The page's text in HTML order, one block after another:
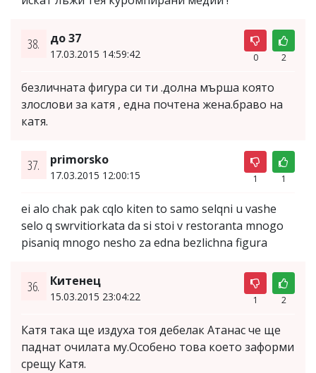
38. до 37
17.03.2015 14:59:42 0 2
безличната фигура си ти .долна мърша която
злослови за катя , една почтена жена.браво на
катя.
37. primorsko
17.03.2015 12:00:15 1 1
ei alo chak pak cqlo kiten to samo selqni u vashe
selo q swrvitiorkata da si stoi v restoranta mnogo
pisaniq mnogo nesho za edna bezlichna figura
36. Китенец
15.03.2015 23:04:22 1 2
Катя така ще издуха тоя дебелак Атанас че ще
паднат очилата му.Особено това което заформи
срещу Катя.